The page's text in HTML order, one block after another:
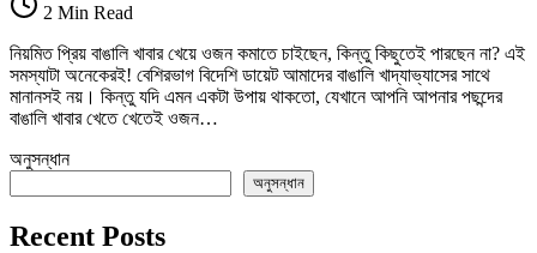
Weight
Loss
:
ওজন
কমানোর
ডায়েট
প্ল্যান
বাঙালির
জন্য
গাইড
2 Min Read
নিয়মিত প্রিয় বাঙালি খাবার খেয়ে ওজন কমাতে চাইছেন, কিন্তু কিছুতেই পারছেন না? এই
সমস্যাটা অনেকেরই! বেশিরভাগ বিদেশি ডায়েট আমাদের বাঙালি খাদ্যাভ্যাসের সাথে
মানানসই নয়। কিন্তু যদি এমন একটা উপায় থাকতো, যেখানে আপনি আপনার পছন্দের
বাঙালি খাবার খেতে খেতেই ওজন…
অনুসন্ধান
অনুসন্ধান
Recent Posts